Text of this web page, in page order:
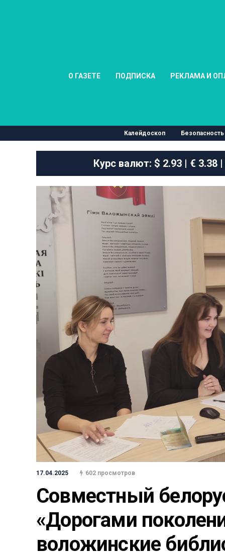
О ГАЗЕТЕ ПОДПИСКА РЕКЛАМА И
Калейдоскоп Безопасность
Курс валют: $ 2.93 | € 3.38
17.04.2025 602 просмотров
Совместный
«Дорогами
воложинские